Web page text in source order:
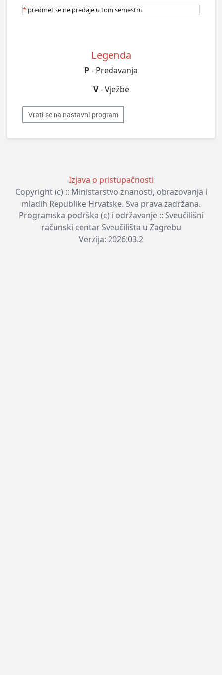
* predmet se ne predaje u tom semestru
Legenda
P- Predavanja
V- Vježbe
Vrati se na nastavni program
Izjava o pristupačnosti
Copyright (c) :: Ministarstvo znanosti, obrazovanja i
mladih Republike Hrvatske. Sva prava zadržana.
Programska podrška (c) i održavanje :: Sveučilišni
računski centar Sveučilišta u Zagrebu
Verzija: 2026.03.2